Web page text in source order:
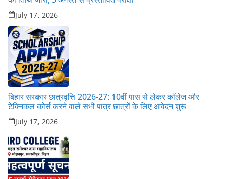
July 17, 2026
बिहार सरकार छात्रवृत्ति 2026-27: 10वीं पास से लेकर कॉलेज और
टेक्निकल कोर्स करने वाले सभी पात्र छात्रों के लिए आवेदन शुरू
July 17, 2026